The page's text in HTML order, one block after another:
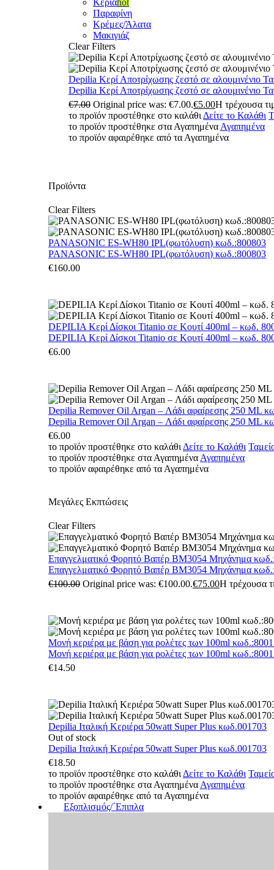
Κεριάhot
Παραφίνη
Κρέμες/Άλατα
Μακιγιάζ
Clear Filters
Depilia Κερί Αποτρίχωσης ζεστό σε αλουμινένιο
Depilia Κερί Αποτρίχωσης ζεστό σε αλουμινένιο
€7.00 Original price was: €7.00.€5.00Η τρέχουσα
το προϊόν προστέθηκε στο καλάθι Δείτε το Καλάθι
το προϊόν προστέθηκε στα Αγαπημένα Αγαπημένα
το προϊόν αφαιρέθηκε από τα Αγαπημένα
Προϊόντα
Clear Filters
PANASONIC ES-WH80 IPL(φωτόλυση) κωδ.:800803
PANASONIC ES-WH80 IPL(φωτόλυση) κωδ.:800803
€160.00
DEPILIA Κερί Δίσκοι Titanio σε Κουτί 400ml – κωδ.
DEPILIA Κερί Δίσκοι Titanio σε Κουτί 400ml – κωδ.
€6.00
Depilia Remover Oil Argan – Λάδι αφαίρεσης 250 ML
Depilia Remover Oil Argan – Λάδι αφαίρεσης 250 ML
€6.00
το προϊόν προστέθηκε στο καλάθι Δείτε το Καλάθι
το προϊόν προστέθηκε στα Αγαπημένα Αγαπημένα
το προϊόν αφαιρέθηκε από τα Αγαπημένα
Μεγάλες Εκπτώσεις
Clear Filters
Επαγγελματικό Φορητό Βαπέρ BM3054 Μηχάνημα
Επαγγελματικό Φορητό Βαπέρ BM3054 Μηχάνημα
€100.00 Original price was: €100.00.€75.00Η τρέχουσα
Μονή κεριέρα με βάση για ρολέτες των 100ml
Μονή κεριέρα με βάση για ρολέτες των 100ml
€14.50
Depilia Ιταλική Κεριέρα 50watt Super Plus κωδ.001703
Out of stock
Depilia Ιταλική Κεριέρα 50watt Super Plus κωδ.001703
€18.50
το προϊόν προστέθηκε στο καλάθι Δείτε το Καλάθι
το προϊόν προστέθηκε στα Αγαπημένα Αγαπημένα
το προϊόν αφαιρέθηκε από τα Αγαπημένα
Εξοπλισμός/΄Επιπλα